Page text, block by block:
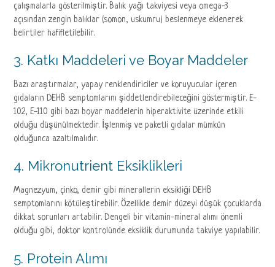
çalışmalarla gösterilmiştir. Balık yağı takviyesi veya omega-3
açısından zengin balıklar (somon, uskumru) beslenmeye eklenerek
belirtiler hafifletilebilir.
3. Katkı Maddeleri ve Boyar Maddeler
Bazı araştırmalar, yapay renklendiriciler ve koruyucular içeren
gıdaların DEHB semptomlarını şiddetlendirebileceğini göstermiştir. E-
102, E-110 gibi bazı boyar maddelerin hiperaktivite üzerinde etkili
olduğu düşünülmektedir. İşlenmiş ve paketli gıdalar mümkün
olduğunca azaltılmalıdır.
4. Mikronutrient Eksiklikleri
Magnezyum, çinko, demir gibi minerallerin eksikliği DEHB
semptomlarını kötüleştirebilir. Özellikle demir düzeyi düşük çocuklarda
dikkat sorunları artabilir. Dengeli bir vitamin-mineral alımı önemli
olduğu gibi, doktor kontrolünde eksiklik durumunda takviye yapılabilir.
5. Protein Alımı